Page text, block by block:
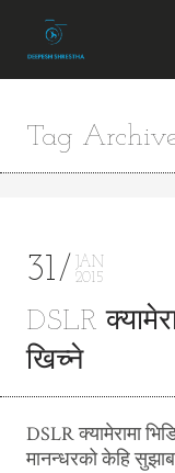
Tag
31
JAN
2015
DSLR
खिच्ने
DSLR क्यामेरामा
मानन्धरको केहि